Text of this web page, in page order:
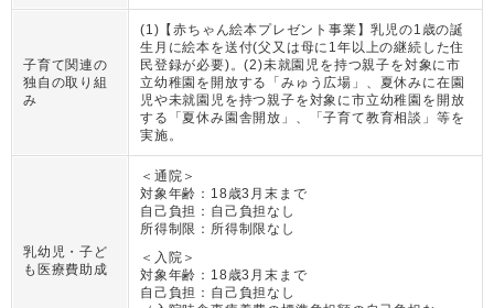
子育て関連の
独自の取り組
み
(1)【赤ちゃん絵本プレゼント事業】乳児の1歳の誕
生月に絵本を送付(父又は母に1年以上の継続した住
民登録が必要)。(2)未就園児を持つ親子を対象に市
立幼稚園を開放する「みゅう広場」、夏休みに在園
児や未就園児を持つ親子を対象に市立幼稚園を開放
する「夏休み園舎開放」、「子育て教育相談」等を
実施。
乳幼児・子ど
も医療費助成
＜通院＞
対象年齢： 18歳3月末まで
自己負担： 自己負担なし
所得制限： 所得制限なし
＜入院＞
対象年齢： 18歳3月末まで
自己負担： 自己負担なし